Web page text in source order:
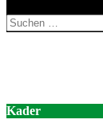
Suchen
nach:
Kader